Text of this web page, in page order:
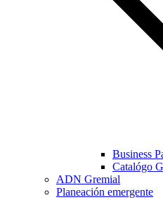
Business
Catalógo
ADN Gremial
Planeación emergente